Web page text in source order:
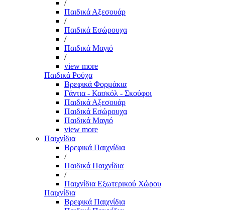
/
Παιδικά Αξεσουάρ
/
Παιδικά Εσώρουχα
/
Παιδικά Μαγιό
/
view more
Παιδικά Ρούχα
Βρεφικά Φορμάκια
Γάντια - Κασκόλ - Σκούφοι
Παιδικά Αξεσουάρ
Παιδικά Εσώρουχα
Παιδικά Μαγιό
view more
Παιχνίδια
Βρεφικά Παιχνίδια
/
Παιδικά Παιχνίδια
/
Παιχνίδια Εξωτερικού Χώρου
Παιχνίδια
Βρεφικά Παιχνίδια